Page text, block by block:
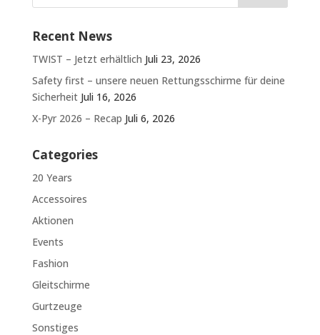
Recent News
TWIST – Jetzt erhältlich Juli 23, 2026
Safety first – unsere neuen Rettungsschirme für deine
Sicherheit Juli 16, 2026
X-Pyr 2026 – Recap Juli 6, 2026
Categories
20 Years
Accessoires
Aktionen
Events
Fashion
Gleitschirme
Gurtzeuge
Sonstiges